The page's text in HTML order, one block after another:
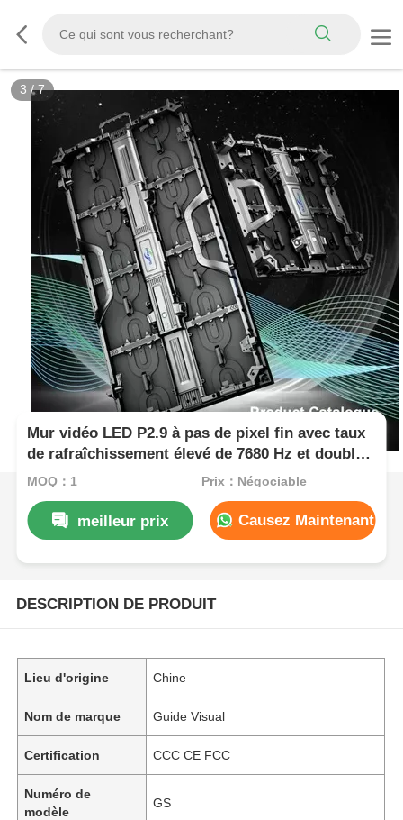
3 /7
Mur vidéo LED P2.9 à pas de pixel fin avec taux
de rafraîchissement élevé de 7680 Hz et double
alimentation et sauvegarde du signal pour les
MOQ：1 Prix：Négociable
meilleur prix Causez Maintenant
DESCRIPTION DE PRODUIT
Lieu d'origine Chine
Nom de marque Guide Visual
Certification CCC CE FCC
Numéro de
modèle
GS